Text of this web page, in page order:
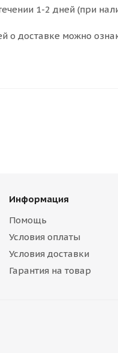
1-2 дней (при
о доставке можно
Информация
Помощь
Условия оплаты
Условия доставки
Гарантия на товар